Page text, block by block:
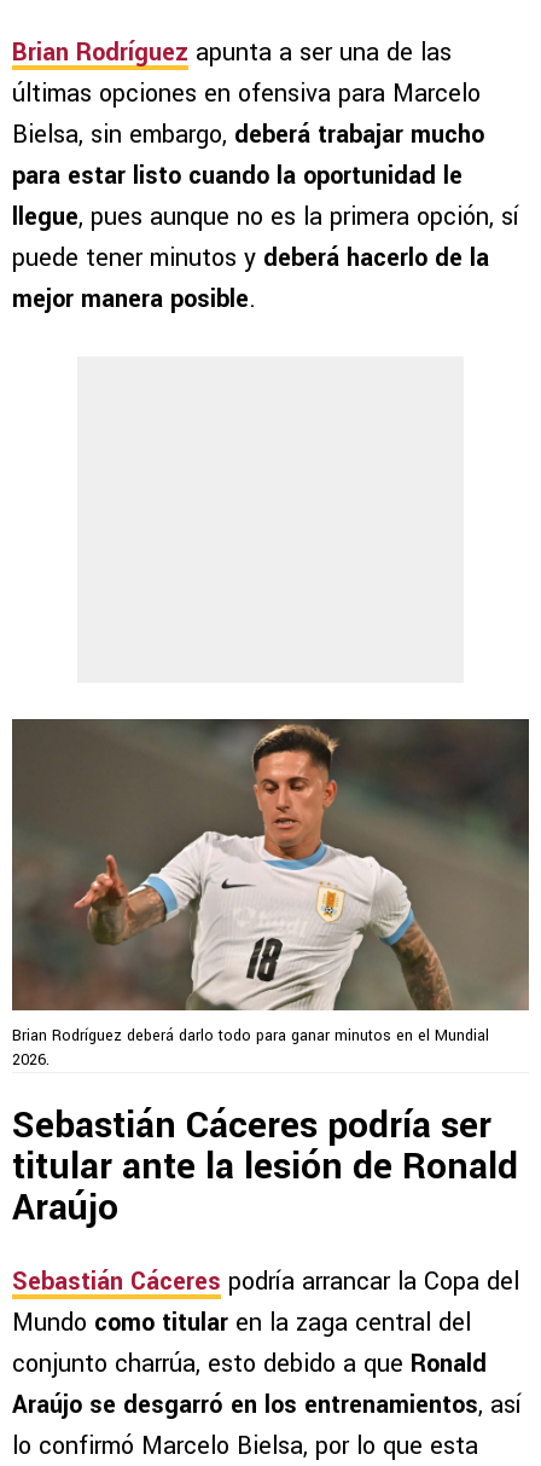
Brian Rodríguez apunta a ser una de las
últimas opciones en ofensiva para Marcelo
Bielsa, sin embargo, deberá trabajar mucho
para estar listo cuando la oportunidad le
llegue, pues aunque no es la primera opción, sí
puede tener minutos y deberá hacerlo de la
mejor manera posible.
Brian Rodríguez deberá darlo todo para ganar minutos en el Mundial
2026.
Sebastián Cáceres podría ser
titular ante la lesión de Ronald
Araújo
Sebastián Cáceres podría arrancar la Copa del
Mundo como titular en la zaga central del
conjunto charrúa, esto debido a que Ronald
Araújo se desgarró en los entrenamientos, así
lo confirmó Marcelo Bielsa, por lo que esta